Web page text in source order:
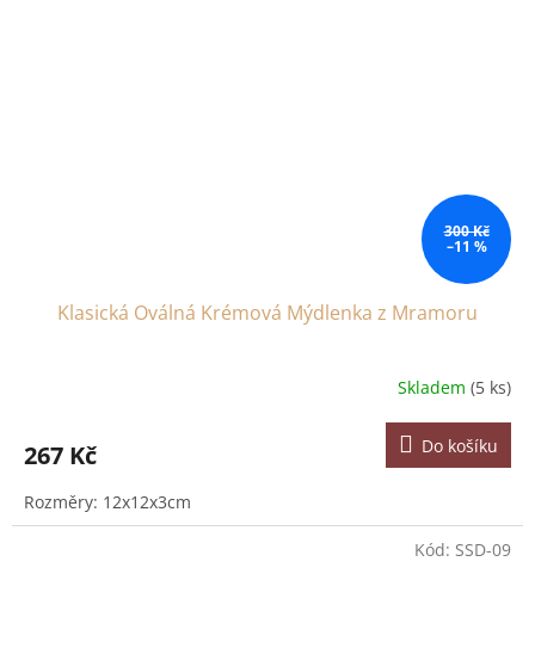
300 Kč
–11 %
Klasická Oválná Krémová Mýdlenka z Mramoru
Skladem (5 ks)
267 Kč Do košíku
Rozměry: 12x12x3cm
Kód: SSD-09